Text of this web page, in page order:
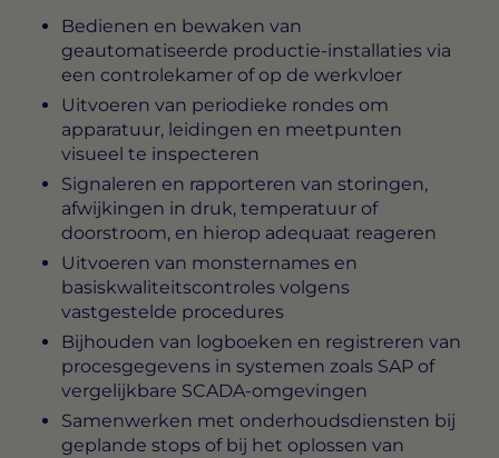
Bedienen en bewaken van
geautomatiseerde productie-installaties via
een controlekamer of op de werkvloer
Uitvoeren van periodieke rondes om
apparatuur, leidingen en meetpunten
visueel te inspecteren
Signaleren en rapporteren van storingen,
afwijkingen in druk, temperatuur of
doorstroom, en hierop adequaat reageren
Uitvoeren van monsternames en
basiskwaliteitscontroles volgens
vastgestelde procedures
Bijhouden van logboeken en registreren van
procesgegevens in systemen zoals SAP of
vergelijkbare SCADA-omgevingen
Samenwerken met onderhoudsdiensten bij
geplande stops of bij het oplossen van